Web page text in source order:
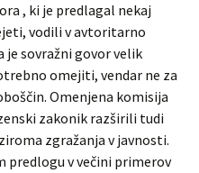
, ki je predlagal nekaj
vodili v avtoritarno
je sovražni govor velik
omejiti, vendar ne za
Omenjena komisija
zakonik razširili tudi
zgražanja v javnosti.
predlogu v večini primerov